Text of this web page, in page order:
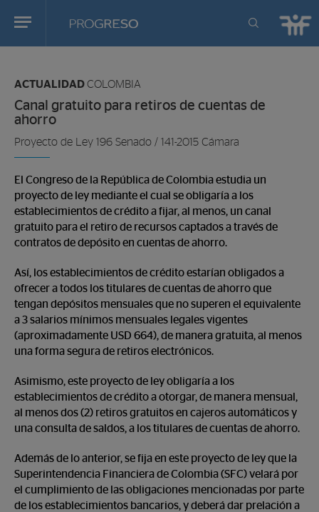
Progreso
Revista
actualidd
en:
ACTUALIDAD COLOMBIA
Canal gratuito para retiros de cuentas de
ahorro
Proyecto de Ley 196 Senado / 141-2015 Cámara
El Congreso de la República de Colombia estudia un
proyecto de ley mediante el cual se obligaría a los
establecimientos de crédito a fijar, al menos, un canal
gratuito para el retiro de recursos captados a través de
contratos de depósito en cuentas de ahorro.
Así, los establecimientos de crédito estarían obligados a
ofrecer a todos los titulares de cuentas de ahorro que
tengan depósitos mensuales que no superen el equivalente
a 3 salarios mínimos mensuales legales vigentes
(aproximadamente USD 664), de manera gratuita, al menos
una forma segura de retiros electrónicos.
Asimismo, este proyecto de ley obligaría a los
establecimientos de crédito a otorgar, de manera mensual,
al menos dos (2) retiros gratuitos en cajeros automáticos y
una consulta de saldos, a los titulares de cuentas de ahorro.
Además de lo anterior, se fija en este proyecto de ley que la
Superintendencia Financiera de Colombia (SFC) velará por
el cumplimiento de las obligaciones mencionadas por parte
de los establecimientos bancarios, y deberá dar prelación a